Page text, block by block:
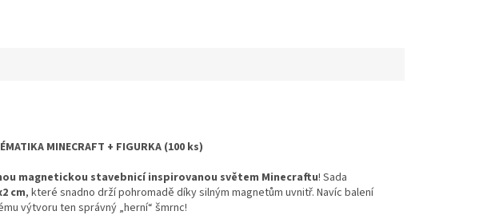
MINECRAFT + FIGURKA (100 ks)
magnetickou stavebnicí inspirovanou světem Minecraftu! Sada
cm, které snadno drží pohromadě díky silným magnetům uvnitř. Navíc balení
výtvoru ten správný „herní“ šmrnc!